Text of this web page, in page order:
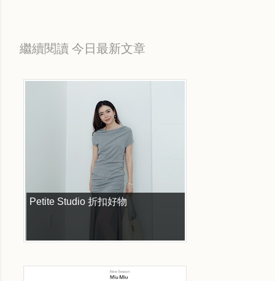
繼續閱讀 今日最新文章
Petite Studio 折扣好物